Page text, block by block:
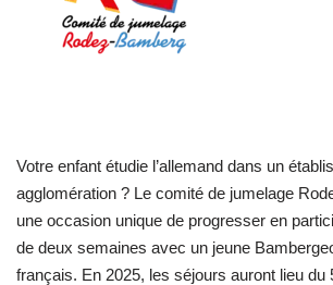
Votre enfant étudie l’allemand dans un
agglomération ? Le comité de jumelage
une occasion unique de progresser en
de deux semaines avec un jeune
français. En 2025, les séjours auront lieu du